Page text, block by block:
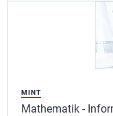
MINT
Mathematik -